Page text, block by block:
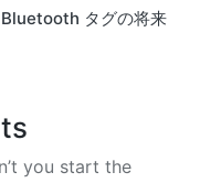
Bluetooth タグの将来
you start the